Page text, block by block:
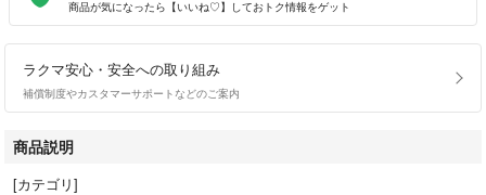
商品が気になったら【いいね♡】しておトク情報をゲット
ラクマ安心・安全への取り組み
補償制度やカスタマーサポートなどのご案内
商品説明
[カテゴリ]